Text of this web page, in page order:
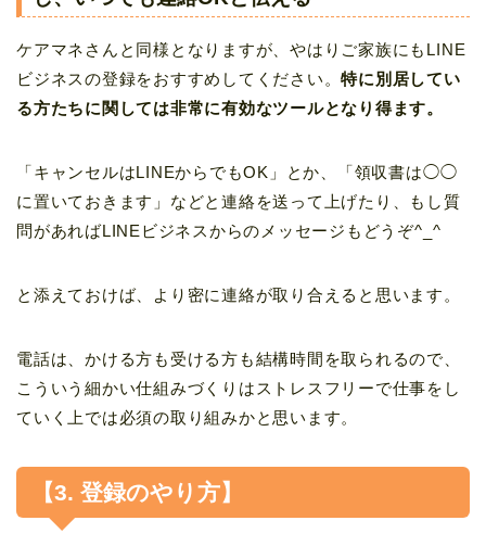
ケアマネさんと同様となりますが、やはりご家族にもLINE
ビジネスの登録をおすすめしてください。特に別居してい
る方たちに関しては非常に有効なツールとなり得ます。
「キャンセルはLINEからでもOK」とか、「領収書は◯◯
に置いておきます」などと連絡を送って上げたり、もし質
問があればLINEビジネスからのメッセージもどうぞ^_^
と添えておけば、より密に連絡が取り合えると思います。
電話は、かける方も受ける方も結構時間を取られるので、
こういう細かい仕組みづくりはストレスフリーで仕事をし
ていく上では必須の取り組みかと思います。
【3. 登録のやり方】